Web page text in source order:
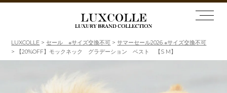
LUXCOLLE セール ※サイズ交換不可
サマーセール2026 ※サイズ交換不可
【20%OFF】モックネック グラデーション ベスト 【S M】